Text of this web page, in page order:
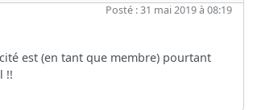
Posté : 31 mai 2019 à 08:19
est (en tant que membre) pourtant
!!